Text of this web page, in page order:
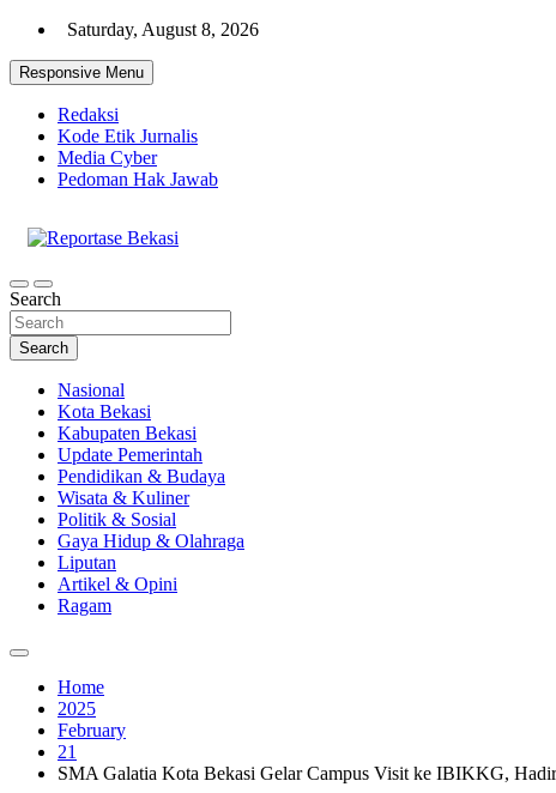
Skip
content
Saturday, August 8, 2026
Responsive Menu
Redaksi
Kode Etik Jurnalis
Media Cyber
Pedoman Hak Jawab
Reportase Bekasi
Cakrawala Informasi Warga Bekasi
Search
Search
Nasional
Kota Bekasi
Kabupaten Bekasi
Update Pemerintah
Pendidikan & Budaya
Wisata & Kuliner
Politik & Sosial
Gaya Hidup & Olahraga
Liputan
Artikel & Opini
Ragam
Home
2025
February
21
SMA Galatia Kota Bekasi Gelar Campus Visit ke IBIKKG,